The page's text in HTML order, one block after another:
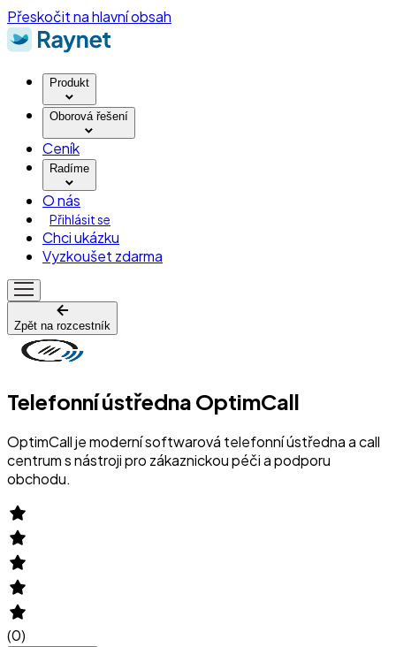
Přeskočit na hlavní obsah
Produkt
Oborová řešení
Ceník
Radíme
O nás
Přihlásit se
Chci ukázku
Vyzkoušet zdarma
Zpět na rozcestník
Telefonní ústředna OptimCall
OptimCall je moderní softwarová telefonní ústředna a call
centrum s nástroji pro zákaznickou péči a podporu
obchodu.
(0)